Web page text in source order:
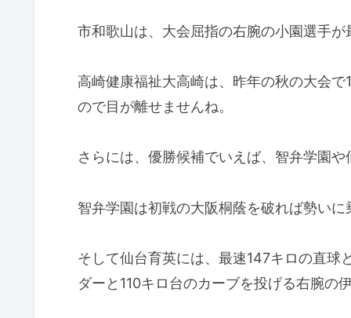
市和歌山は、大会屈指の右腕の小園選手
高崎健康福祉大高崎は、昨年の秋の大会
ので目が離せませんね。
さらには、優勝候補でいえば、智弁学園
智弁学園は初戦の大阪桐蔭を破れば勢い
そして仙台育英には、最速147キロの直球
ダーと110キロ台のカーブを投げる右腕の